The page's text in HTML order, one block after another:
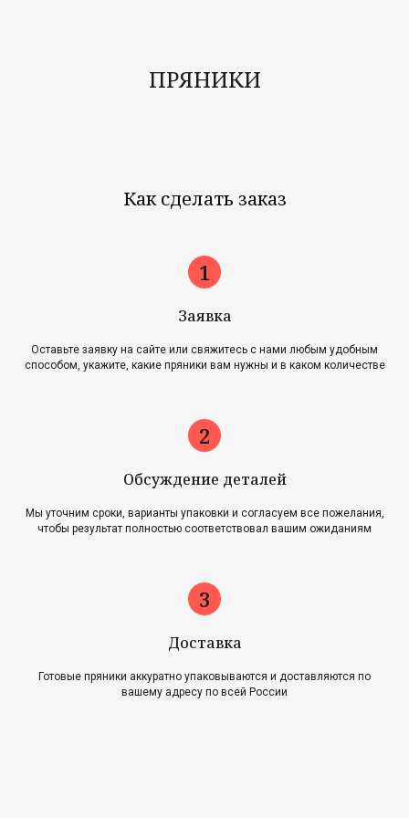
ПРЯНИКИ
Как сделать заказ
Заявка
Оставьте заявку на сайте или свяжитесь с нами любым удобным
способом, укажите, какие пряники вам нужны и в каком количестве
Обсуждение деталей
Мы уточним сроки, варианты упаковки и согласуем все пожелания,
чтобы результат полностью соответствовал вашим ожиданиям
Доставка
Готовые пряники аккуратно упаковываются и доставляются по
вашему адресу по всей России
Новости